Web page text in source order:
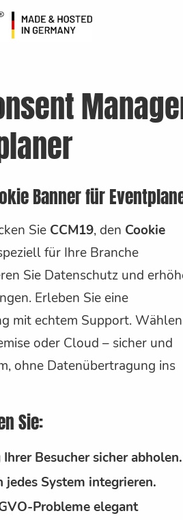
Banner für
Sie CCM19, den Cookie
für Ihre Branche
Sie Datenschutz und
Erleben Sie eine
mit echtem Support. Wählen
oder Cloud – sicher und
ohne Datenübertragung ins
Sie:
Besucher sicher abholen.
jedes System integrieren.
Probleme elegant